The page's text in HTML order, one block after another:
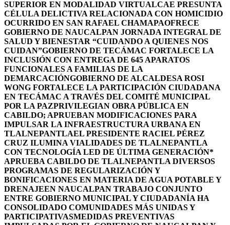
SUPERIOR EN MODALIDAD VIRTUALCAE PRESUNTA
CÉLULA DELICTIVA RELACIONADA CON HOMICIDIO
OCURRIDO EN SAN RAFAEL CHAMAPAOFRECE
GOBIERNO DE NAUCALPAN JORNADA INTEGRAL DE
SALUD Y BIENESTAR “CUIDANDO A QUIENES NOS
CUIDAN”GOBIERNO DE TECÁMAC FORTALECE LA
INCLUSIÓN CON ENTREGA DE 645 APARATOS
FUNCIONALES A FAMILIAS DE LA
DEMARCACIÓNGOBIERNO DE ALCALDESA ROSI
WONG FORTALECE LA PARTICIPACIÓN CIUDADANA
EN TECÁMAC A TRAVÉS DEL COMITÉ MUNICIPAL
POR LA PAZPRIVILEGIAN OBRA PÚBLICA EN
CABILDO; APRUEBAN MODIFICACIONES PARA
IMPULSAR LA INFRAESTRUCTURA URBANA EN
TLALNEPANTLAEL PRESIDENTE RACIEL PÉREZ
CRUZ ILUMINA VIALIDADES DE TLALNEPANTLA
CON TECNOLOGÍA LED DE ÚLTIMA GENERACIÓN*
APRUEBA CABILDO DE TLALNEPANTLA DIVERSOS
PROGRAMAS DE REGULARIZACIÓN Y
BONIFICACIONES EN MATERIA DE AGUA POTABLE Y
DRENAJEEN NAUCALPAN TRABAJO CONJUNTO
ENTRE GOBIERNO MUNICIPAL Y CIUDADANÍA HA
CONSOLIDADO COMUNIDADES MÁS UNIDAS Y
PARTICIPATIVASMEDIDAS PREVENTIVAS